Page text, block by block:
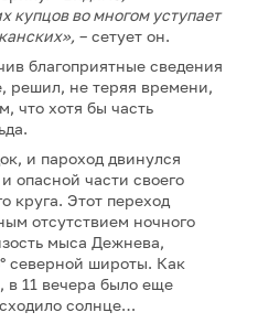
купцов во многом уступает
– сетует он.
благоприятные сведения
решил, не теряя времени,
что хотя бы часть
и пароход двинулся
опасной части своего
круга. Этот переход
отсутствием ночного
мыса Дежнева,
северной широты. Как
в 11 вечера было еще
солнце…